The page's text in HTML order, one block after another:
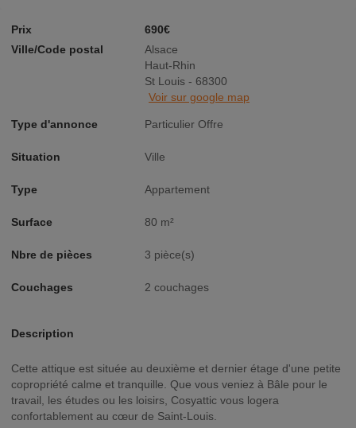
Prix
690€
Ville/Code postal
Alsace
Haut-Rhin
St Louis - 68300
Voir sur google map
Type d'annonce Particulier Offre
Situation Ville
Type Appartement
Surface 80 m²
Nbre de pièces 3 pièce(s)
Couchages 2 couchages
Description
Cette attique est située au deuxième et dernier étage d'une petite
copropriété calme et tranquille. Que vous veniez à Bâle pour le
travail, les études ou les loisirs, Cosyattic vous logera
confortablement au cœur de Saint-Louis.